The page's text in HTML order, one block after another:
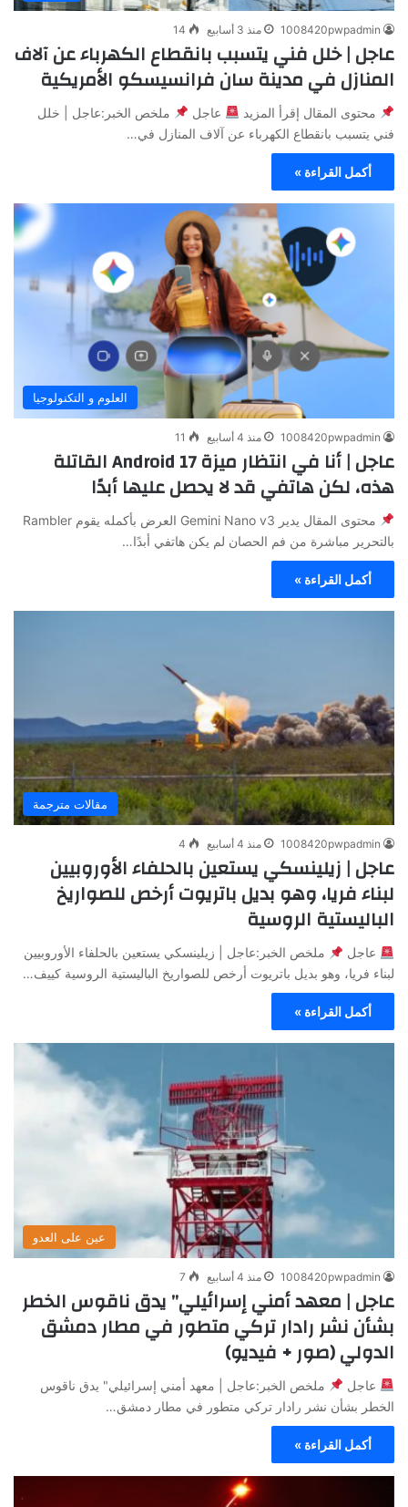
1008420pwpadmin منذ 3 أسابيع 14
عاجل | خلل فني يتسبب بانقطاع الكهرباء عن آلاف
المنازل في مدينة سان فرانسيسكو الأمريكية
محتوى المقال إقرأ المزيد عاجل
ملخص الخبر:عاجل | خلل
فني يتسبب بانقطاع الكهرباء عن آلاف المنازل في…
أكمل القراءة »
العلوم و التكنولوجيا
1008420pwpadmin منذ 4 أسابيع 11
عاجل | أنا في انتظار ميزة Android 17 القاتلة
هذه، لكن هاتفي قد لا يحصل عليها أبدًا
محتوى المقال يدير Gemini Nano v3 العرض بأكمله يقوم Rambler
بالتحرير مباشرة من فم الحصان لم يكن هاتفي أبدًا…
أكمل القراءة »
مقالات مترجمة
1008420pwpadmin منذ 4 أسابيع 4
عاجل | زيلينسكي يستعين بالحلفاء الأوروبيين
لبناء فريا، وهو بديل باتريوت أرخص للصواريخ
الباليستية الروسية
عاجل
ملخص الخبر:عاجل | زيلينسكي يستعين بالحلفاء الأوروبيين
لبناء فريا، وهو بديل باتريوت أرخص للصواريخ الباليستية الروسية كييف…
أكمل القراءة »
عين على العدو
1008420pwpadmin منذ 4 أسابيع 7
عاجل | معهد أمني إسرائيلي” يدق ناقوس الخطر
بشأن نشر رادار تركي متطور في مطار دمشق
الدولي (صور + فيديو)
عاجل
ملخص الخبر:عاجل | معهد أمني إسرائيلي" يدق ناقوس
الخطر بشأن نشر رادار تركي متطور في مطار دمشق…
أكمل القراءة »